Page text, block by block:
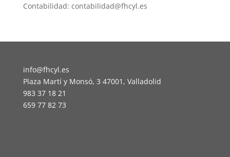
Contabilidad: contabilidad@fhcyl.es
info@fhcyl.es
Plaza Martí y Monsó, 3 47001, Valladolid
983 37 18 21
659 77 82 73